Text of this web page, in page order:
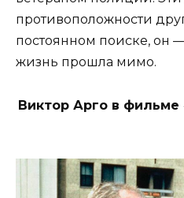
противоположности
постоянном поиске, он
жизнь прошла мимо.
Виктор Арго в